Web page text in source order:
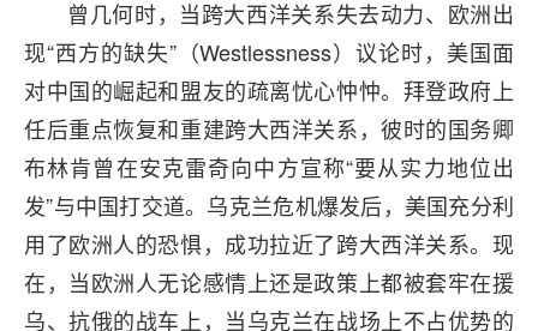
曾几何时，当跨大西洋关系失去动力、欧洲出
现“西方的缺失”（Westlessness）议论时，美国面
对中国的崛起和盟友的疏离忧心忡忡。拜登政府上
任后重点恢复和重建跨大西洋关系，彼时的国务卿
布林肯曾在安克雷奇向中方宣称“要从实力地位出
发”与中国打交道。乌克兰危机爆发后，美国充分利
用了欧洲人的恐惧，成功拉近了跨大西洋关系。现
在，当欧洲人无论感情上还是政策上都被套牢在援
乌、抗俄的战车上，当乌克兰在战场上不占优势的